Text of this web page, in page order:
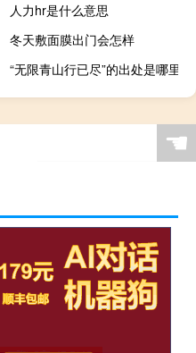
人力hr是什么意思
冬天敷面膜出门会怎样
“无限青山行已尽”的出处是哪里
☚